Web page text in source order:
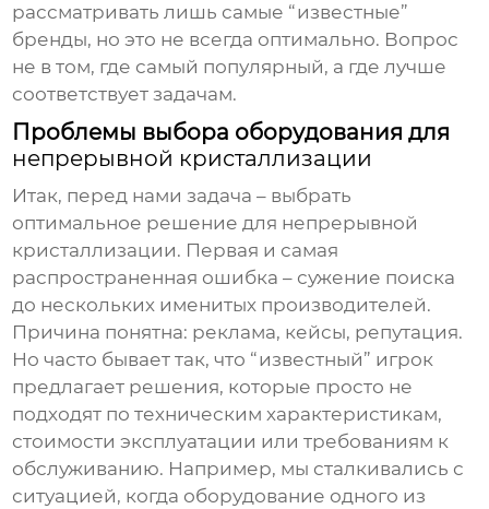
рассматривать лишь самые “известные”
бренды, но это не всегда оптимально. Вопрос
не в том, где самый популярный, а где лучше
соответствует задачам.
Проблемы выбора оборудования для
непрерывной кристаллизации
Итак, перед нами задача – выбрать
оптимальное решение для непрерывной
кристаллизации. Первая и самая
распространенная ошибка – сужение поиска
до нескольких именитых производителей.
Причина понятна: реклама, кейсы, репутация.
Но часто бывает так, что “известный” игрок
предлагает решения, которые просто не
подходят по техническим характеристикам,
стоимости эксплуатации или требованиям к
обслуживанию. Например, мы сталкивались с
ситуацией, когда оборудование одного из